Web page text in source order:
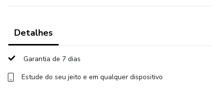
para a realidade de quem trabalha com crochê, seja por
Se você quer começar 2026 com clareza, foco e um plano
que realmente funcione, esse aulão é para você.
Detalhes
Garantia de 7 dias
Estude do seu jeito e em qualquer dispositivo